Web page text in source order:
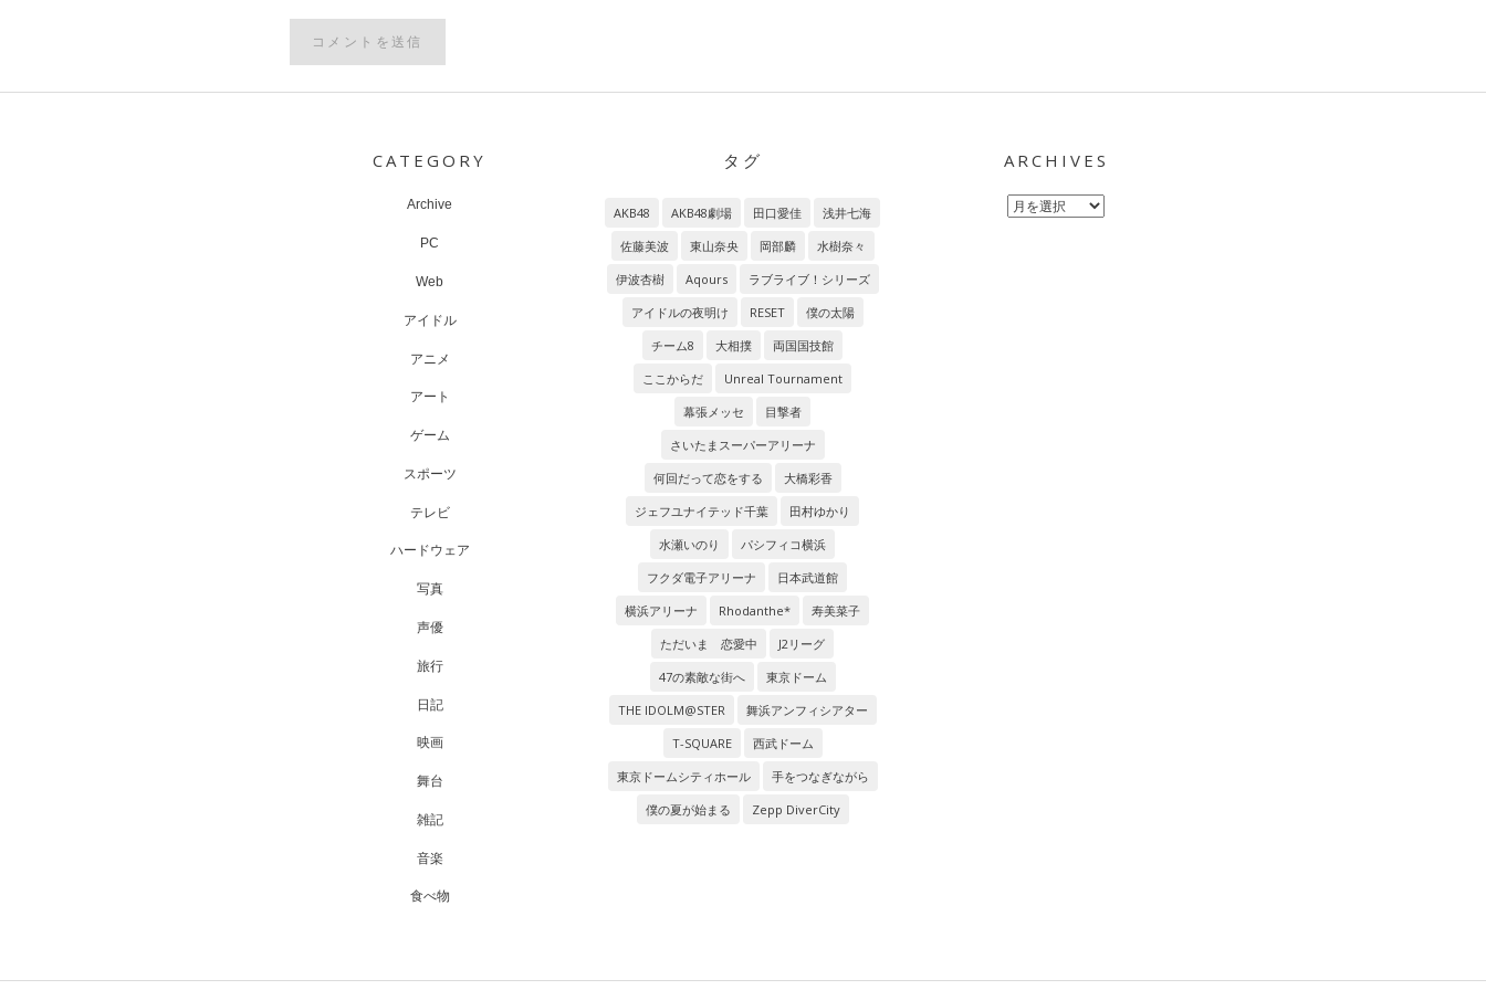
CATEGORY
Archive
PC
Web
アイドル
アニメ
アート
ゲーム
スポーツ
テレビ
ハードウェア
写真
声優
旅行
日記
映画
舞台
雑記
音楽
食べ物
タグ
AKB48 AKB48劇場 田口愛佳
浅井七海
佐藤美波
東山奈央 岡部麟
水樹奈々
伊波杏樹
Aqours
ラブライブ！シリーズ
アイドルの夜明け
RESET
僕の太陽
チーム8
大相撲
両国国技館
ここからだ
Unreal Tournament
幕張メッセ
目撃者
さいたまスーパーアリーナ
何回だって恋をする
大橋彩香
ジェフユナイテッド千葉
田村ゆかり
水瀬いのり
パシフィコ横浜
フクダ電子アリーナ
日本武道館
横浜アリーナ
Rhodanthe*
寿美菜子
ただいま 恋愛中
J2リーグ
47の素敵な街へ
東京ドーム
THE IDOLM@STER
舞浜アンフィシアター
T-SQUARE
西武ドーム
東京ドームシティホール
手をつなぎながら
僕の夏が始まる
Zepp DiverCity
ARCHIVES
Archives